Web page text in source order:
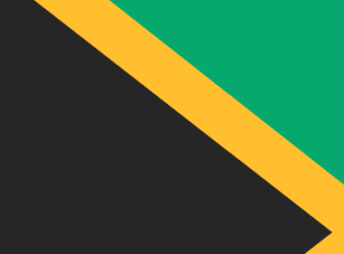
Envoyer de l'argent
Parlez avec un expert en devises dès aujourd'hui.
Nous utilisons le taux de marché moyen
Vérifiez les taux d'envoi.
Saviez-vous que vous pouvez envoyer de